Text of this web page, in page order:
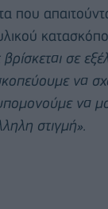
που
σε
να
να
στιγμή».